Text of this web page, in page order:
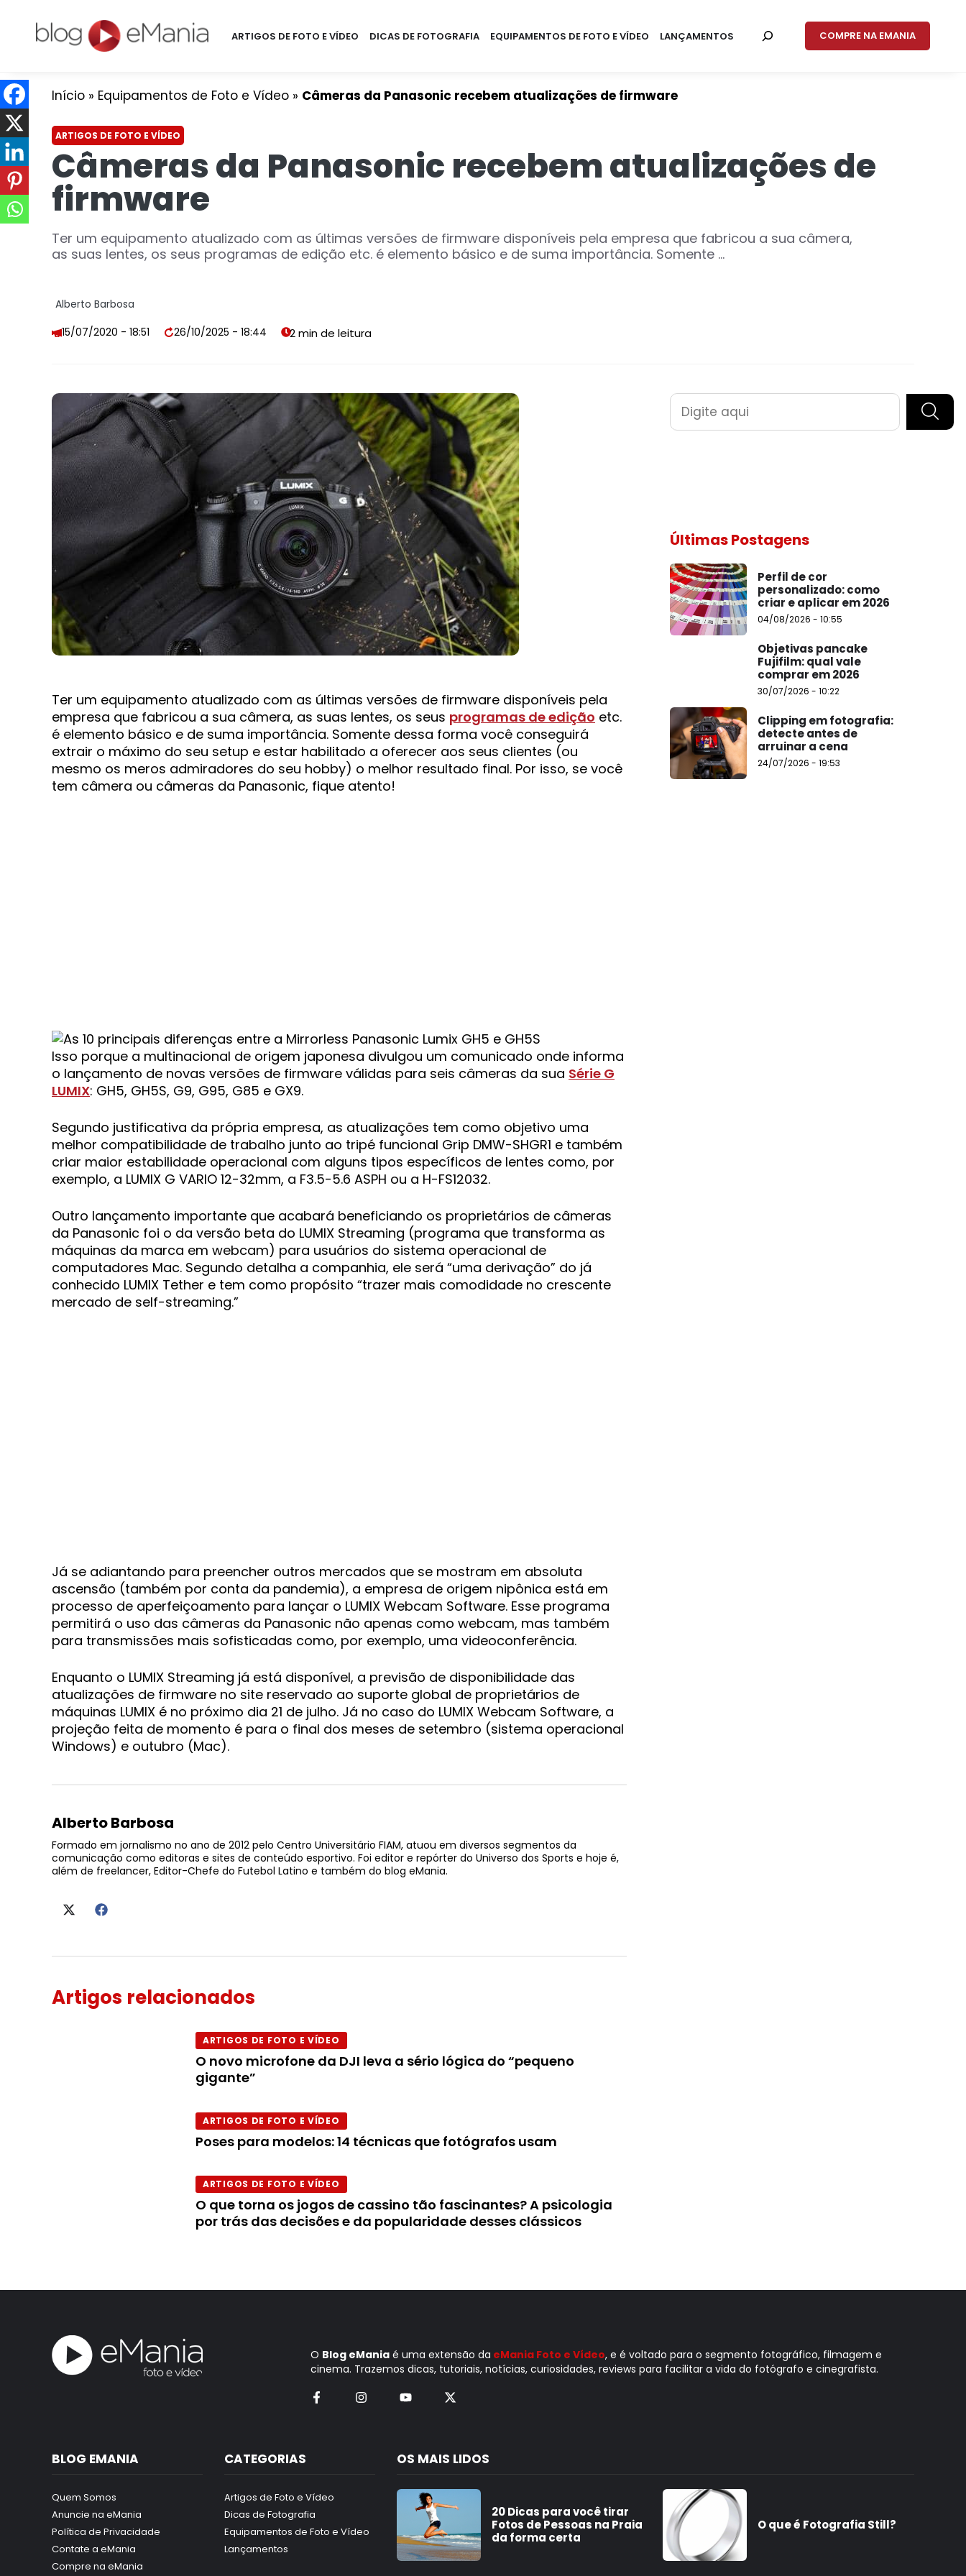
ARTIGOS DE FOTO E VÍDEO DICAS DE FOTOGRAFIA EQUIPAMENTOS DE FOTO E VÍDEO LANÇAMENTOS COMPRE NA EMANIA
Início » Equipamentos de Foto e Vídeo » Câmeras da Panasonic recebem atualizações de firmware
ARTIGOS DE FOTO E VÍDEO
Câmeras da Panasonic recebem atualizações de
firmware
Ter um equipamento atualizado com as últimas versões de firmware disponíveis pela empresa que fabricou a sua câmera,
as suas lentes, os seus programas de edição etc. é elemento básico e de suma importância. Somente ...
Alberto Barbosa
15/07/2020 - 18:51
26/10/2025 - 18:44
Ter um equipamento atualizado com as últimas versões de firmware disponíveis pela
empresa que fabricou a sua câmera, as suas lentes, os seus programas de edição etc.
é elemento básico e de suma importância. Somente dessa forma você conseguirá
extrair o máximo do seu setup e estar habilitado a oferecer aos seus clientes (ou
mesmo os meros admiradores do seu hobby) o melhor resultado final. Por isso, se você
tem câmera ou câmeras da Panasonic, fique atento!
Isso porque a multinacional de origem japonesa divulgou um comunicado onde informa
o lançamento de novas versões de firmware válidas para seis câmeras da sua Série G
LUMIX: GH5, GH5S, G9, G95, G85 e GX9.
Segundo justificativa da própria empresa, as atualizações tem como objetivo uma
melhor compatibilidade de trabalho junto ao tripé funcional Grip DMW-SHGR1 e também
criar maior estabilidade operacional com alguns tipos específicos de lentes como, por
exemplo, a LUMIX G VARIO 12-32mm, a F3.5-5.6 ASPH ou a H-FS12032.
Outro lançamento importante que acabará beneficiando os proprietários de câmeras
da Panasonic foi o da versão beta do LUMIX Streaming (programa que transforma as
máquinas da marca em webcam) para usuários do sistema operacional de
computadores Mac. Segundo detalha a companhia, ele será “uma derivação” do já
conhecido LUMIX Tether e tem como propósito “trazer mais comodidade no crescente
mercado de self-streaming.”
Já se adiantando para preencher outros mercados que se mostram em absoluta
ascensão (também por conta da pandemia), a empresa de origem nipônica está em
processo de aperfeiçoamento para lançar o LUMIX Webcam Software. Esse programa
permitirá o uso das câmeras da Panasonic não apenas como webcam, mas também
para transmissões mais sofisticadas como, por exemplo, uma videoconferência.
Enquanto o LUMIX Streaming já está disponível, a previsão de disponibilidade das
atualizações de firmware no site reservado ao suporte global de proprietários de
máquinas LUMIX é no próximo dia 21 de julho. Já no caso do LUMIX Webcam Software, a
projeção feita de momento é para o final dos meses de setembro (sistema operacional
Windows) e outubro (Mac).
Alberto Barbosa
Formado em jornalismo no ano de 2012 pelo Centro Universitário FIAM, atuou em diversos segmentos da
comunicação como editoras e sites de conteúdo esportivo. Foi editor e repórter do Universo dos Sports e hoje é,
além de freelancer, Editor-Chefe do Futebol Latino e também do blog eMania.
Artigos relacionados
ARTIGOS DE FOTO E VÍDEO
O novo microfone da DJI leva a sério lógica do “pequeno
gigante”
ARTIGOS DE FOTO E VÍDEO
Poses para modelos: 14 técnicas que fotógrafos usam
ARTIGOS DE FOTO E VÍDEO
O que torna os jogos de cassino tão fascinantes? A psicologia
por trás das decisões e da popularidade desses clássicos
Pesquisar
Últimas Postagens
Perfil de cor
personalizado: como
criar e aplicar em 2026
04/08/2026 - 10:55
Objetivas pancake
Fujifilm: qual vale
comprar em 2026
30/07/2026 - 10:22
Clipping em fotografia:
detecte antes de
arruinar a cena
24/07/2026 - 19:53
O Blog eMania é uma extensão da eMania Foto e Vídeo, e é voltado para o segmento fotográfico, filmagem e
cinema. Trazemos dicas, tutoriais, notícias, curiosidades, reviews para facilitar a vida do fotógrafo e cinegrafista.
BLOG EMANIA
Quem Somos
Anuncie na eMania
Política de Privacidade
Contate a eMania
Compre na eMania
CATEGORIAS
Artigos de Foto e Vídeo
Dicas de Fotografia
Equipamentos de Foto e Vídeo
Lançamentos
OS MAIS LIDOS
20 Dicas para você tirar
Fotos de Pessoas na Praia
da forma certa
O que é Fotografia Still?